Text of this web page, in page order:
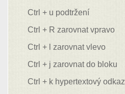
Ctrl + u podtržení
Ctrl + R zarovnat vpravo
Ctrl + l zarovnat vlevo
Ctrl + j zarovnat do bloku
Ctrl + k hypertextový odkaz